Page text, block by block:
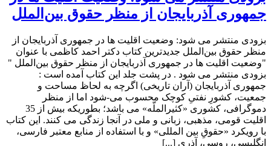
جمهوری آذربایجان از منظر حقوق بین‌الملل
بزودی منتشر می شود: وضعیت اقلیت ها در جمهوری آذربایجان از
منظر حقوق بین‌الملل جدیدترین کتاب دکتر احمد کاظمی با عنوان
"وضعیت اقلیت ها در جمهوری آذربایجان از منظر حقوق بین‌الملل "
بزودی منتشر می شود . در پشت جلد این کتاب آمده است :
جمهوری آذربایجان (آران تاریخی) اگرچه به لحاظ مساحت و
جمعیت، کشورِ نفتیِ کوچک محسوب می-شود اما از منظر
دموگرافی، کشوری «کثیرالملّه» می باشد؛ بطوریکه بیش از 35
اقلیت قومی، مذهبی، زبانی و ملی در آنجا زندگی می کنند. این کتاب
با رویکرد «حقوقِ بین المللی» و با استفاده از منابع معتبر فارسی،
انگلیسی، روسی، آذری [...]